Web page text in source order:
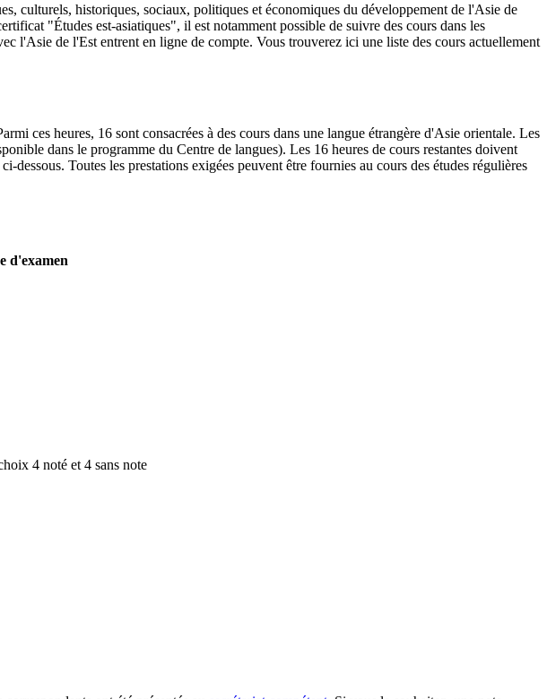
culturels, historiques, sociaux, politiques et économiques du développement de l'Asie de
"Études est-asiatiques", il est notamment possible de suivre des cours dans les
l'Asie de l'Est entrent en ligne de compte. Vous trouverez ici une liste des cours actuellement
ces heures, 16 sont consacrées à des cours dans une langue étrangère d'Asie orientale. Les
dans le programme du Centre de langues). Les 16 heures de cours restantes doivent
Toutes les prestations exigées peuvent être fournies au cours des études régulières
d'examen
4 noté et 4 sans note